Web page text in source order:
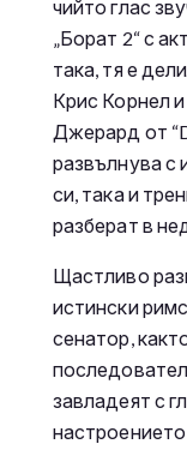
чийто глас
„Борат 2“ с
така, тя е
Крис Корнел
Джерард от
развълнува с
си, така и
разберат в
Щастливо
истински
сенатор,
завладеят с
настроението